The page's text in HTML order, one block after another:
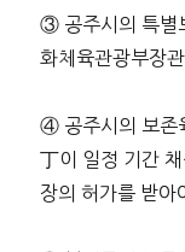
③ 공주시의 특별
화체육관광부장
④ 공주시의 보존
丁이 일정 기간
장의 허가를 받아